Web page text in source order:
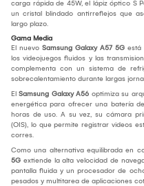
carga rápida de 45W, el lápiz óptico S
un cristal blindado antirreflejos que
largo plazo.
Gama Media
El nuevo Samsung Galaxy A57 5G está
los videojuegos fluidos y las
complementa con un sistema de
sobrecalentamiento durante largas
El Samsung Galaxy A56 optimiza su
energética para ofrecer una batería
horas de uso. A su vez, su cámara
(OIS), lo que permite registrar videos
corres.
Como una alternativa equilibrada en
5G extiende la alta velocidad de
pantalla fluida y un procesador de
pesados y multitarea de aplicaciones